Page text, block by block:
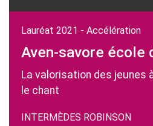
Lauréat 2021 - Accélération
Aven-savore école
La valorisation des jeunes
le chant
INTERMÈDES ROBINSON